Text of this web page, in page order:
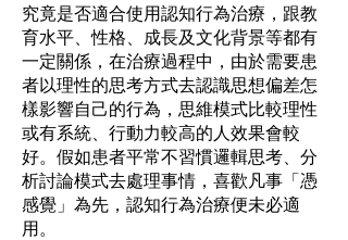
究竟是否適合使用認知行為治療，跟教
育水平、性格、成長及文化背景等都有
一定關係，在治療過程中，由於需要患
者以理性的思考方式去認識思想偏差怎
樣影響自己的行為，思維模式比較理性
或有系統、行動力較高的人效果會較
好。假如患者平常不習慣邏輯思考、分
析討論模式去處理事情，喜歡凡事「憑
感覺」為先，認知行為治療便未必適
用。